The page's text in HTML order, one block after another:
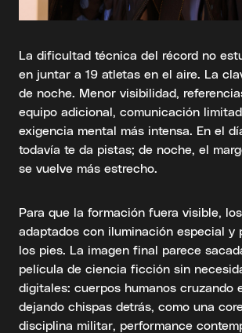
La dificultad técnica del récord no
en juntar a 19 atletas en el aire. La
de noche. Menor visibilidad,
equipo adicional, comunicación
exigencia mental más intensa. En el
todavía te da pistas; de noche, el
se vuelve más estrecho.
Para que la formación fuera visible,
adaptados con iluminación especial y
los pies. La imagen final parece
película de ciencia ficción sin
digitales: cuerpos humanos cruzando
dejando chispas detrás, como una
disciplina militar, performance